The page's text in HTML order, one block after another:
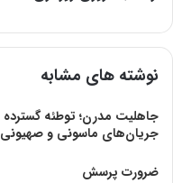
نوشته های مشابه
جاهلیت مدرن؛ توطئه گسترده
جریان‌های ماسونی و صهیونی
ضرورت پرسش